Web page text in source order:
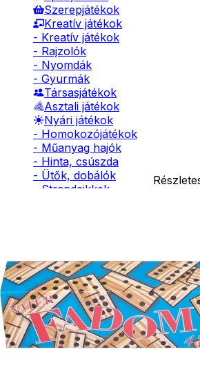
Szerepjátékok
Kreatív játékok
- Kreatív játékok
- Rajzolók
- Nyomdák
- Gyurmák
Társasjátékok
Asztali játékok
Nyári játékok
- Homokozójátékok
- Műanyag hajók
- Hinta, csúszda
- Ütők, dobálók
- Strandcikkek